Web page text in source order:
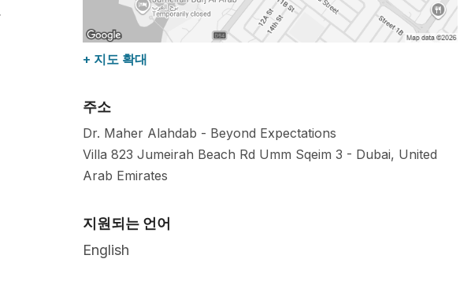
+ 지도 확대
주소
Dr. Maher Alahdab - Beyond Expectations
Villa 823 Jumeirah Beach Rd Umm Sqeim 3 - Dubai, United
Arab Emirates
지원되는 언어
English